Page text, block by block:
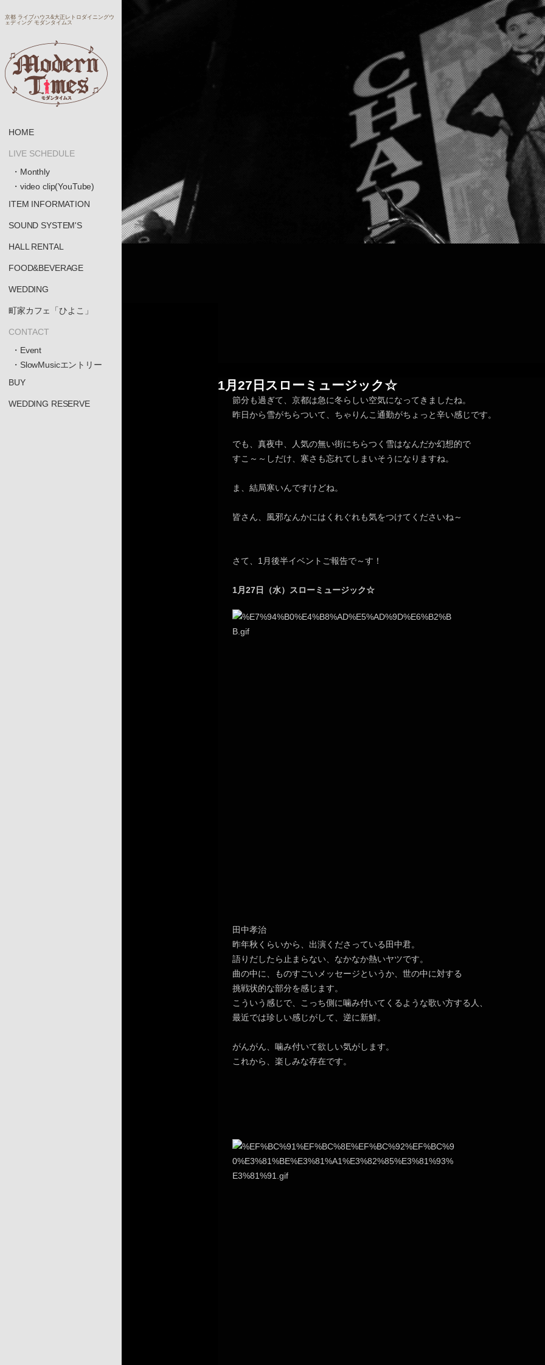
京都 ライブハウス&大正レトロダイニングウ
ェディング モダンタイムス
HOME
LIVE SCHEDULE
・Monthly
・video clip(YouTube)
ITEM INFORMATION
SOUND SYSTEM'S
HALL RENTAL
FOOD&BEVERAGE
WEDDING
町家カフェ「ひよこ」
CONTACT
・Event
・SlowMusicエントリー
BUY
WEDDING RESERVE
1月27日スローミュージック☆
節分も過ぎて、京都は急に冬らしい空気になってきましたね。
昨日から雪がちらついて、ちゃりんこ通勤がちょっと辛い感じです。
でも、真夜中、人気の無い街にちらつく雪はなんだか幻想的で
すこ～～しだけ、寒さも忘れてしまいそうになりますね。
ま、結局寒いんですけどね。
皆さん、風邪なんかにはくれぐれも気をつけてくださいね～
さて、1月後半イベントご報告で～す！
1月27日（水）スローミュージック☆
田中孝治
昨年秋くらいから、出演くださっている田中君。
語りだしたら止まらない、なかなか熱いヤツです。
曲の中に、ものすごいメッセージというか、世の中に対する
挑戦状的な部分を感じます。
こういう感じで、こっち側に噛み付いてくるような歌い方する人、
最近では珍しい感じがして、逆に新鮮。
がんがん、噛み付いて欲しい気がします。
これから、楽しみな存在です。